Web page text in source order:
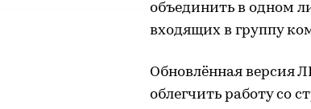
объединить в одном
входящих в группу
Обновлённая версия
облегчить работу со